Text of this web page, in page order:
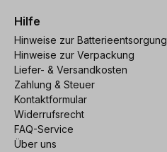
Hilfe
Hinweise zur Batterieentsorgung
Hinweise zur Verpackung
Liefer- & Versandkosten
Zahlung & Steuer
Kontaktformular
Widerrufsrecht
FAQ-Service
Über uns